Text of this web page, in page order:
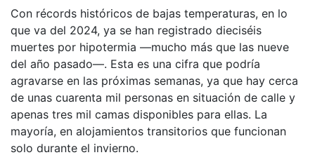
Con récords históricos de bajas temperaturas, en lo
que va del 2024, ya se han registrado dieciséis
muertes por hipotermia —mucho más que las nueve
del año pasado—. Esta es una cifra que podría
agravarse en las próximas semanas, ya que hay cerca
de unas cuarenta mil personas en situación de calle y
apenas tres mil camas disponibles para ellas. La
mayoría, en alojamientos transitorios que funcionan
solo durante el invierno.